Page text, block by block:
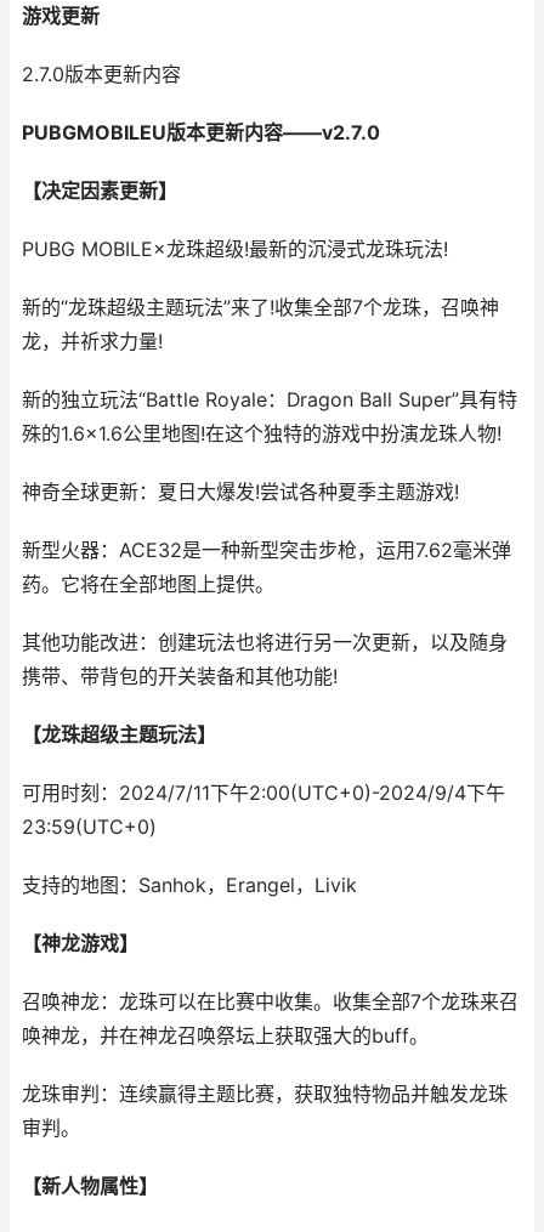
游戏更新
2.7.0版本更新内容
PUBGMOBILEU版本更新内容——v2.7.0
【决定因素更新】
PUBG MOBILE×龙珠超级!最新的沉浸式龙珠玩法!
新的“龙珠超级主题玩法”来了!收集全部7个龙珠，召唤神
龙，并祈求力量!
新的独立玩法“Battle Royale：Dragon Ball Super”具有特
殊的1.6×1.6公里地图!在这个独特的游戏中扮演龙珠人物!
神奇全球更新：夏日大爆发!尝试各种夏季主题游戏!
新型火器：ACE32是一种新型突击步枪，运用7.62毫米弹
药。它将在全部地图上提供。
其他功能改进：创建玩法也将进行另一次更新，以及随身
携带、带背包的开关装备和其他功能!
【龙珠超级主题玩法】
可用时刻：2024/7/11下午2:00(UTC+0)-2024/9/4下午
23:59(UTC+0)
支持的地图：Sanhok，Erangel，Livik
【神龙游戏】
召唤神龙：龙珠可以在比赛中收集。收集全部7个龙珠来召
唤神龙，并在神龙召唤祭坛上获取强大的buff。
龙珠审判：连续赢得主题比赛，获取独特物品并触发龙珠
审判。
【新人物属性】